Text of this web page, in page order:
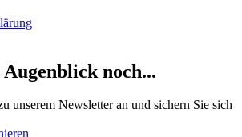
noch...
unserem Newsletter an und sichern Sie sich